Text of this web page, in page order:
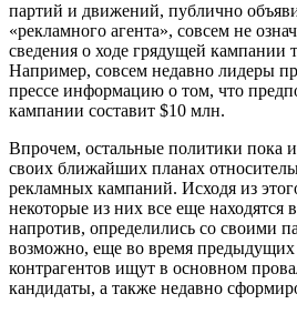
партий и движений, публично
«рекламного агента», совсем не
сведения о ходе грядущей кампании
Например, совсем недавно лидеры
прессе информацию о том, что
кампании составит $10 млн.
Впрочем, остальные политики пока
своих ближайших планах
рекламных кампаний. Исходя из
некоторые из них все еще находятся
напротив, определились со своими
возможно, еще во время
контрагентов ищут в основном
кандидаты, а также недавно